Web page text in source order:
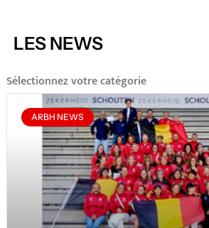
LES NEWS
Sélectionnez votre catégorie
ARBH NEWS